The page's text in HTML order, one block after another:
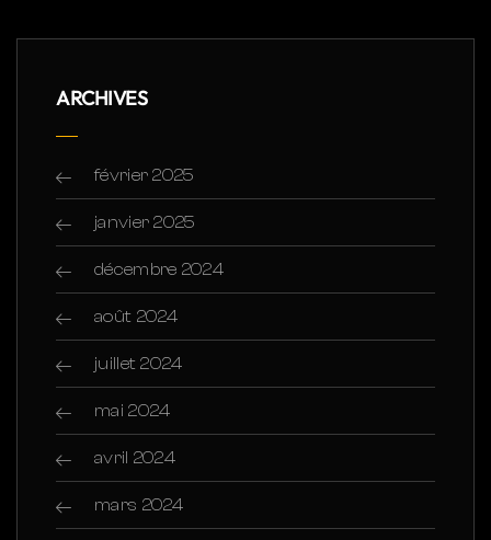
ARCHIVES
février 2025
janvier 2025
décembre 2024
août 2024
juillet 2024
mai 2024
avril 2024
mars 2024